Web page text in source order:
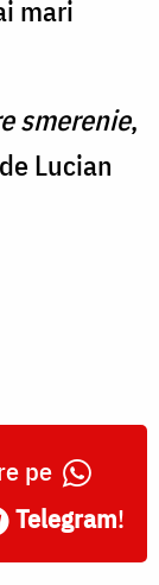
mari
smerenie,
Lucian
pe
Telegram!